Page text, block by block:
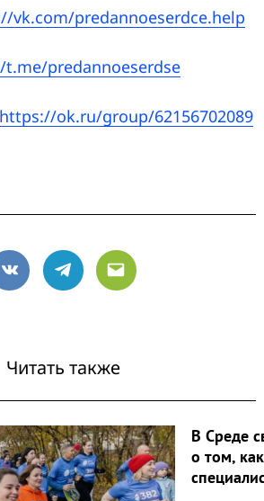
vk.com/predannoeserdce.help
predannoeserdse
https://ok.ru/group/62156702089
VK Telegram
Email
Читать также
В Среде
о том,